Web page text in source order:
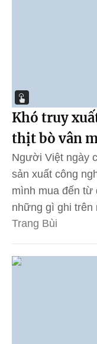
Khó truy
thịt bò vân
Người Việt ngày
sản xuất công
mình mua đến
những gì ghi trên
Trang Bùi